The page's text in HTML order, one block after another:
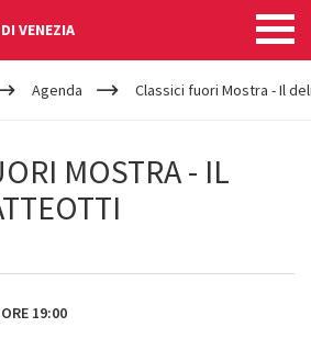
VENEZIA
Agenda Classici fuori Mostra - Il
MOSTRA - IL
ORE 19:00